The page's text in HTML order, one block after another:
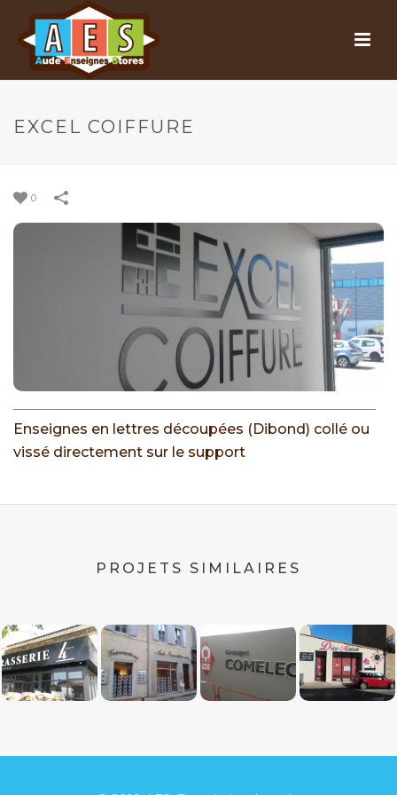
EXCEL COIFFURE
0
Enseignes en lettres découpées (Dibond) collé ou
vissé directement sur le support
PROJETS SIMILAIRES